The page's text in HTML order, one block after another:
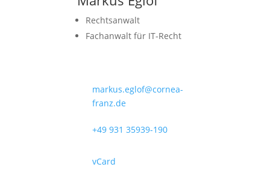
Rechtsanwalt
Fachanwalt für IT-Recht
markus.eglof@cornea-
franz.de
+49 931 35939-190
vCard